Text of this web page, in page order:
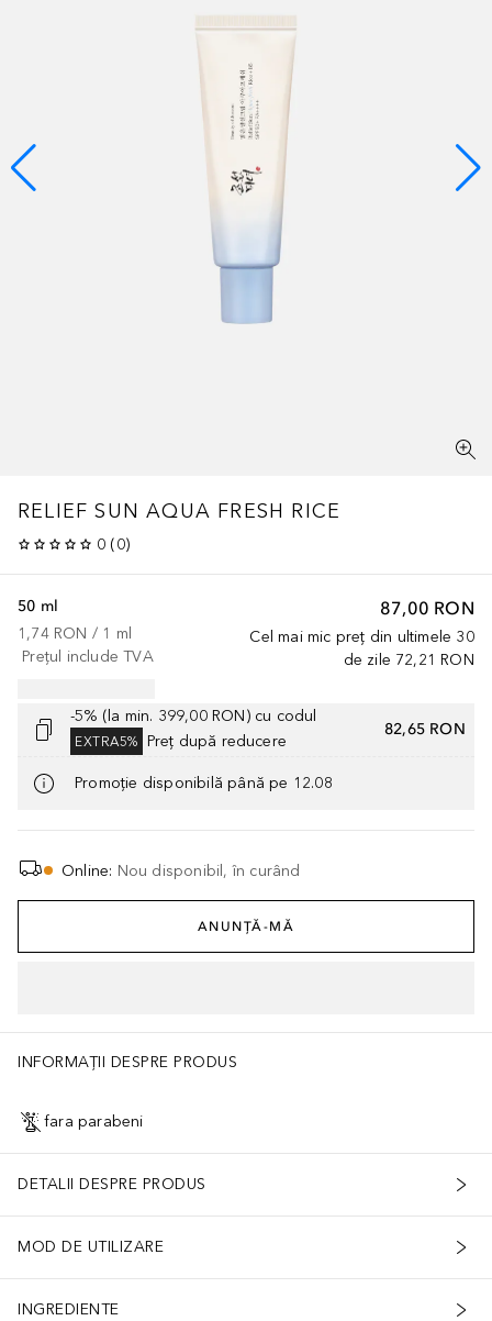
RELIEF SUN AQUA FRESH RICE
0 (0)
87,00 RON
Cel mai mic preț din ultimele 30
de zile 72,21 RON
50 ml
1,74 RON / 1 ml
Prețul include TVA
-5% (la min. 399,00 RON) cu codul
EXTRA5% Preț după reducere
82,65 RON
Promoție disponibilă până pe 12.08
Online: Nou disponibil, în curând
ANUNȚĂ-MĂ
INFORMAȚII DESPRE PRODUS
fara parabeni
DETALII DESPRE PRODUS
MOD DE UTILIZARE
INGREDIENTE